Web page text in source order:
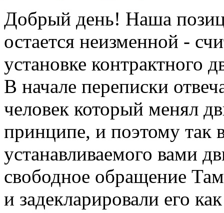
Добрый день! Наша
остается неизменной -
установке контрактного
В начале переписки
человек который менял
принципе, и поэтому так
устанавливаемого вами
свободное обращение
и задекларировали его